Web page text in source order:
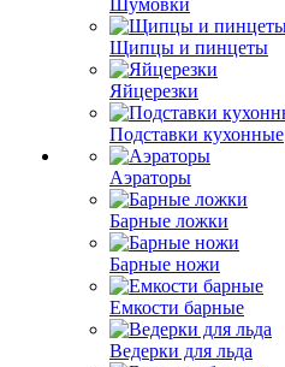
Шумовки
Щипцы и пинцеты
Яйцерезки
Подставки кухонные
Аэраторы
Барные ложки
Барные ножи
Емкости барные
Ведерки для льда